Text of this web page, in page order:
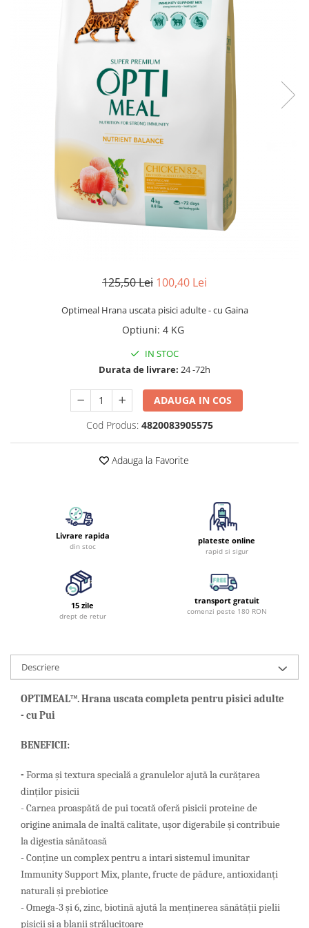
125,50 Lei 100,40 Lei
Optimeal Hrana uscata pisici adulte - cu Gaina
Optiuni: 4 KG
IN STOC
Durata de livrare: 24 -72h
ADAUGA IN COS
Cod Produs: 4820083905575
Adauga la Favorite
Livrare rapida
din stoc
plateste online
rapid si sigur
15 zile
drept de retur
transport gratuit
comenzi peste 180 RON
Descriere
OPTIMEAL™. Hrana uscata completa pentru pisici adulte
- cu Pui
BENEFICII:
- Forma și textura specială a granulelor ajută la curățarea
dinților pisicii
- Carnea proaspătă de pui tocată oferă pisicii proteine ​​de
origine animala de înaltă calitate, ușor digerabile și contribuie
la digestia sănătoasă
- Conține un complex pentru a intari sistemul imunitar
Immunity Support Mix, plante, fructe de pădure, antioxidanți
naturali și prebiotice
- Omega-3 și 6, zinc, biotină ajută la menținerea sănătății pielii
pisicii și a blanii strălucitoare